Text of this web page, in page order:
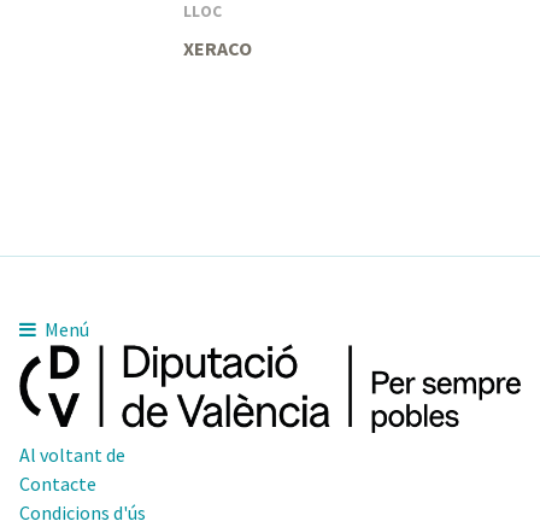
LLOC
XERACO
Menú
Al voltant de
Contacte
Condicions d'ús